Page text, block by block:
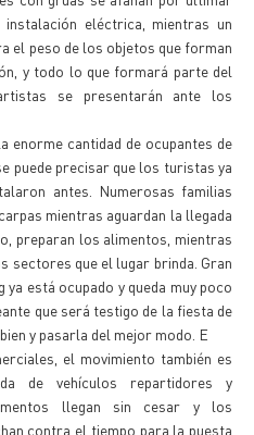
eléctrica, mientras un
el peso de los objetos que forman
y todo lo que formará parte del
se presentarán ante los
enorme cantidad de ocupantes de
puede precisar que los turistas ya
antes. Numerosas familias
mientras aguardan la llegada
preparan los alimentos, mientras
que el lugar brinda. Gran
está ocupado y queda muy poco
que será testigo de la fiesta de
y pasarla del mejor modo. E
el movimiento también es
de vehículos repartidores y
llegan sin cesar y los
contra el tiempo para la puesta